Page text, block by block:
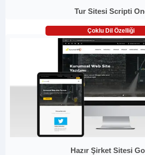
Tur Sitesi Scripti
Çoklu Dil Özelliği
Hazır Şirket Sitesi